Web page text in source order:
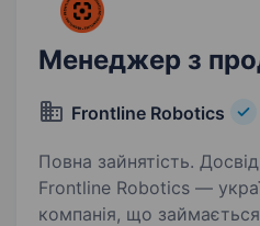
Менеджер з
Frontline Robotics
Повна зайнятість.
Frontline Robotics —
компанія, що